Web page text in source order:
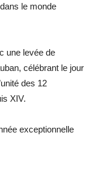
le monde
une levée de
célébrant le jour
des 12
XIV.
exceptionnelle